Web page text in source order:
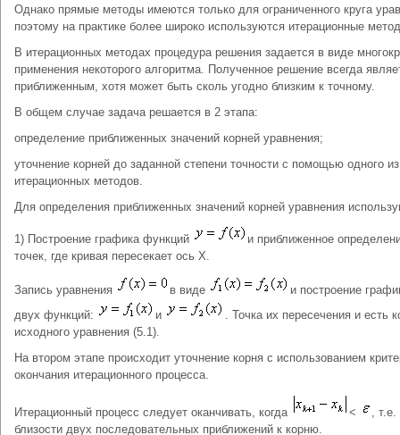
Однако прямые методы имеются только для ограниченного круга
поэтому на практике более широко используются итерационные
В итерационных методах процедура решения задается в виде
применения некоторого алгоритма. Полученное решение всегда
приближенным, хотя может быть сколь угодно близким к точному.
В общем случае задача решается в 2 этапа:
определение приближенных значений корней уравнения;
уточнение корней до заданной степени точности с помощью одного из
итерационных методов.
Для определения приближенных значений корней уравнения
1) Построение графика функций
и приближенное
точек, где кривая пересекает ось Х.
Запись уравнения в виде
и построение
двух функций:
и
. Точка их пересечения и есть
исходного уравнения (5.1).
На втором этапе происходит уточнение корня с использованием
окончания итерационного процесса.
Итерационный процесс следует оканчивать, когда <
, т.е.
близости двух последовательных приближений к корню.